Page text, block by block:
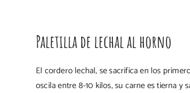
Paletilla de lechal al horno
El cordero lechal, se sacrifica en los
oscila entre 8-10 kilos, su carne es tierna y